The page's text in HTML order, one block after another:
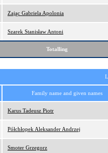
Zając Gabriela Apolonia
Szarek Stanisław Antoni
Totalling
Family name and given names
Karus Tadeusz Piotr
Półchłopek Aleksander Andrzej
Smoter Grzegorz